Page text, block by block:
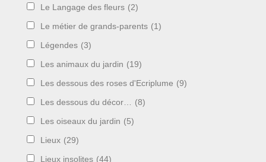
Le Langage des fleurs (2)
Le métier de grands-parents (1)
Légendes (3)
Les animaux du jardin (19)
Les dessous des roses d'Ecriplume (9)
Les dessous du décor… (8)
Les oiseaux du jardin (5)
Lieux (29)
Lieux insolites (44)